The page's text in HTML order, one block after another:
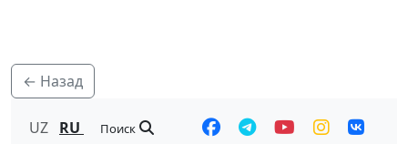
← Назад
UZ RU Поиск